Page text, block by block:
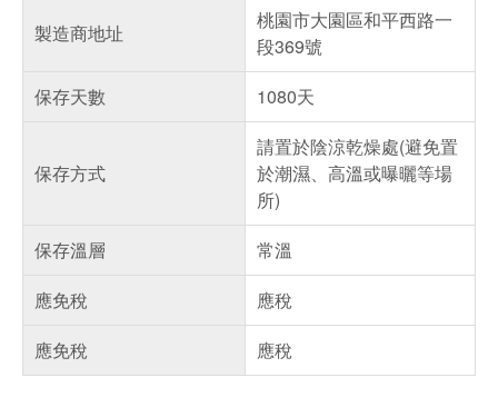
製造商地址
桃園市大園區和平西路一
段369號
保存天數
1080天
保存方式
請置於陰涼乾燥處(避免置
於潮濕、高溫或曝曬等場
所)
保存溫層
常溫
應免稅
應稅
應免稅
應稅